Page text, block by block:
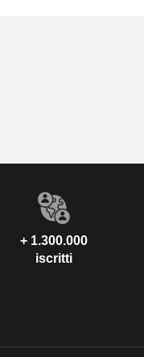
+ 1.300.000
iscritti